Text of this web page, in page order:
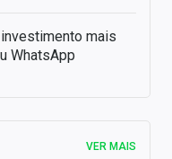
mais
WhatsApp
VER MAIS